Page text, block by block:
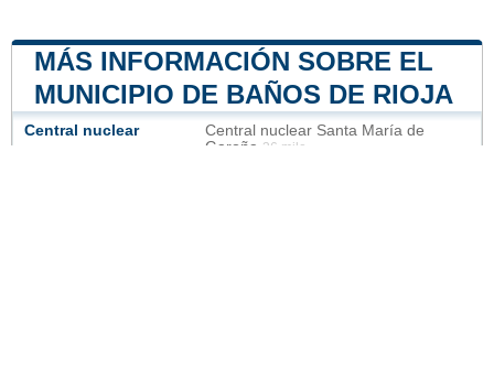
MÁS INFORMACIÓN SOBRE EL
MUNICIPIO DE BAÑOS DE RIOJA
Central nuclear
Central nuclear Santa María de
Garoña 36 mile